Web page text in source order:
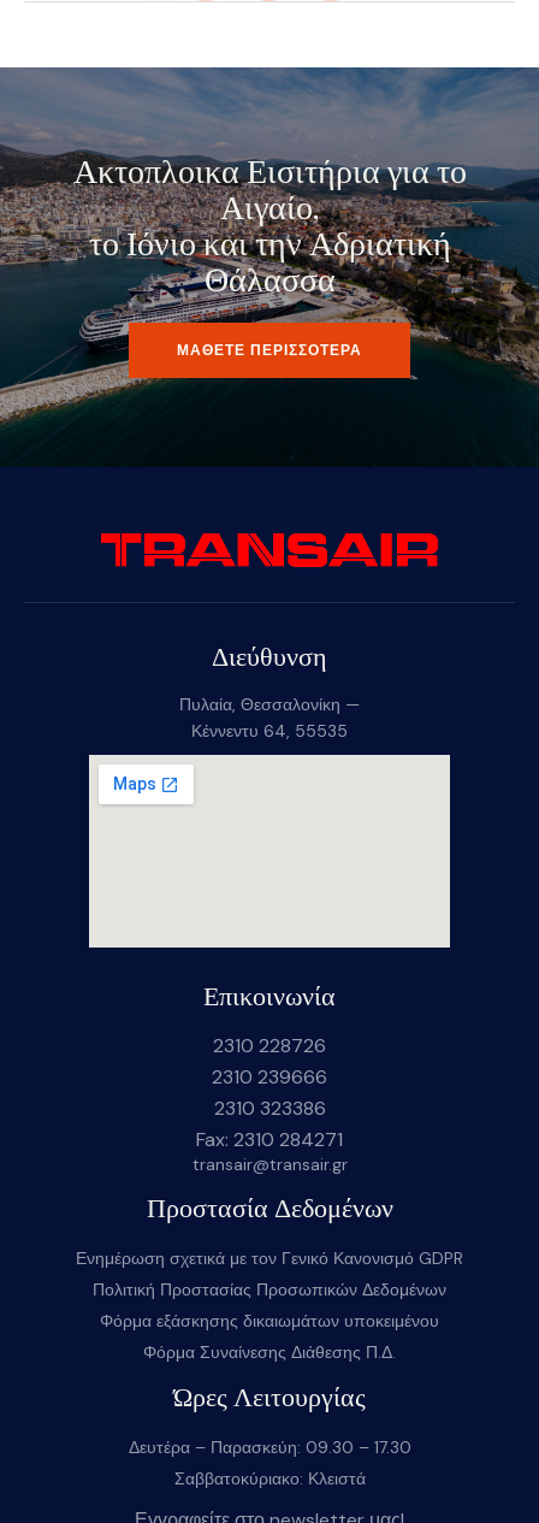
Ακτοπλοικα Εισιτήρια για το
Αιγαίο,
το Ιόνιο και την Αδριατική
Θάλασσα
ΜΑΘΕΤΕ ΠΕΡΙΣΣΟΤΕΡΑ
Διεύθυνση
Πυλαία, Θεσσαλονίκη —
Κέννεντυ 64, 55535
Επικοινωνία
2310 228726
2310 239666
2310 323386
Fax: 2310 284271
transair@transair.gr
Προστασία Δεδομένων
Ενημέρωση σχετικά με τον Γενικό Κανονισμό GDPR
Πολιτική Προστασίας Προσωπικών Δεδομένων
Φόρμα εξάσκησης δικαιωμάτων υποκειμένου
Φόρμα Συναίνεσης Διάθεσης Π.Δ.
Ώρες Λειτουργίας
Δευτέρα – Παρασκεύη: 09.30 – 17.30
Σαββατοκύριακο: Κλειστά